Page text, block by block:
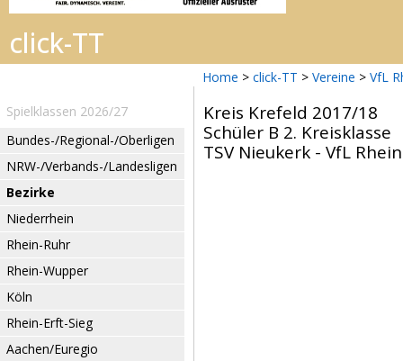
Home > click-TT > Vereine > VfL
Spielklassen 2026/27
Bundes-/Regional-/Oberligen
NRW-/Verbands-/Landesligen
Bezirke
Niederrhein
Rhein-Ruhr
Rhein-Wupper
Köln
Rhein-Erft-Sieg
Aachen/Euregio
Kreis Krefeld 2017/18
Schüler B 2. Kreisklasse
TSV Nieukerk - VfL